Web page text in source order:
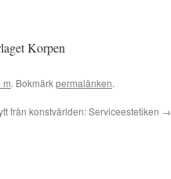
Korpen
m. Bokmärkpermalänken.
från konstvärlden: Serviceestetiken →